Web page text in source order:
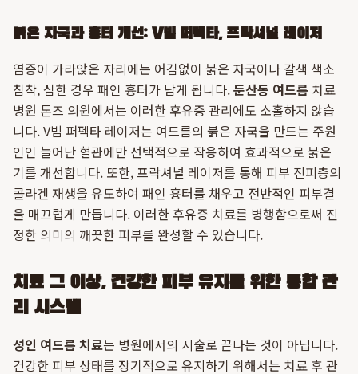
붉은 자국과 흉터 개선: V빔 퍼펙타, 프락셔널 레이저
염증이 가라앉은 자리에는 어김없이 붉은 자국이나 갈색 색소
침착, 심한 경우 패인 흉터가 남게 됩니다.둔산동 여드름 치료
병원 톤즈 의원에서는 이러한 후유증 관리에도 소홀하지 않습
니다. V빔 퍼펙타 레이저는 여드름의 붉은 자국을 만드는 주원
인인 늘어난 혈관에만 선택적으로 작용하여 효과적으로 붉은
기를 개선합니다. 또한, 프락셔널 레이저를 통해 피부 진피층의
콜라겐 재생을 유도하여 패인 흉터를 채우고 전반적인 피부결
을 매끄럽게 만듭니다. 이러한 후유증 치료를 병행함으로써 진
정한 의미의 깨끗한 피부를 완성할 수 있습니다.
치료 그 이상, 건강한 피부 유지를 위한 통합 관
리 시스템
성인 여드름 치료는 병원에서의 시술로 끝나는 것이 아닙니다.
건강한 피부 상태를 장기적으로 유지하기 위해서는 치료 후 관